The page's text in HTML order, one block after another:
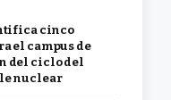
cinco
el campus de
del ciclo del
nuclear